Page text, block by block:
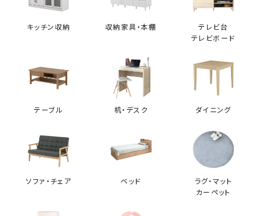
購入者
とっても良いです！開ける時はビニールが固くて少し手間取りまし
たが、開けたらすぐソファの形になりました。座り心も良く、座る時
の高さも硬さも丁度良いです。もうひとつ欲しいです
KUFUL(クフル) シープボア調圧縮2Pソファ
キッチン収納 収納家具・本棚
テレビ台
テレビボード
テーブル 机・デスク ダイニング
ソファ・チェア ベッド
ラグ・マット
カーペット